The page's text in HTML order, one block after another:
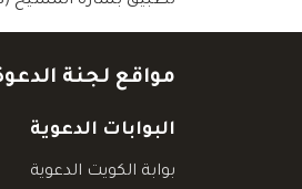
مواقع لجنة
البوابات الدعوية
بوابة الكويت الدعوية